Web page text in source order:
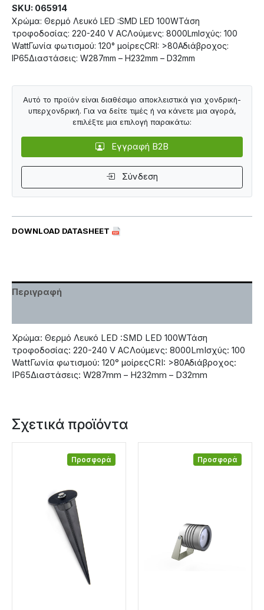
SKU: 065914
Χρώμα: Θερμό Λευκό LED :SMD LED 100WΤάση
τροφοδοσίας: 220-240 V ACΛούμενς: 8000LmΙσχύς: 100
WattΓωνία φωτισμού: 120° μοίρεςCRI: >80Αδιάβροχος:
IP65Διαστάσεις: W287mm – H232mm – D32mm
DOWNLOAD DATASHEET
Αυτό το προϊόν είναι διαθέσιμο αποκλειστικά για χονδρική-
υπερχονδρική. Για να δείτε τιμές ή να κάνετε μια αγορά,
επιλέξτε μια επιλογή παρακάτω:
Εγγραφή B2B
Σύνδεση
Περιγραφή
Χρώμα: Θερμό Λευκό LED :SMD LED 100WΤάση
τροφοδοσίας: 220-240 V ACΛούμενς: 8000LmΙσχύς: 100
WattΓωνία φωτισμού: 120° μοίρεςCRI: >80Αδιάβροχος:
IP65Διαστάσεις: W287mm – H232mm – D32mm
Σχετικά προϊόντα
Προσφορά Προσφορά